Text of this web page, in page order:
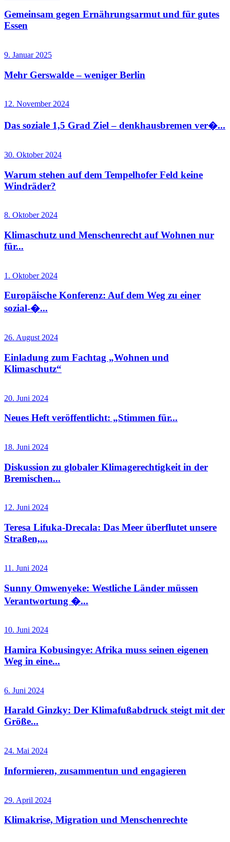
Gemeinsam gegen Ernährungsarmut und für gutes
Essen
9. Januar 2025
Mehr Gerswalde – weniger Berlin
12. November 2024
Das soziale 1,5 Grad Ziel – denkhausbremen ver�...
30. Oktober 2024
Warum stehen auf dem Tempelhofer Feld keine
Windräder?
8. Oktober 2024
Klimaschutz und Menschenrecht auf Wohnen nur
für...
1. Oktober 2024
Europäische Konferenz: Auf dem Weg zu einer
sozial-�...
26. August 2024
Einladung zum Fachtag „Wohnen und
Klimaschutz“
20. Juni 2024
Neues Heft veröffentlicht: „Stimmen für...
18. Juni 2024
Diskussion zu globaler Klimagerechtigkeit in der
Bremischen...
12. Juni 2024
Teresa Lifuka-Drecala: Das Meer überflutet unsere
Straßen,...
11. Juni 2024
Sunny Omwenyeke: Westliche Länder müssen
Verantwortung �...
10. Juni 2024
Hamira Kobusingye: Afrika muss seinen eigenen
Weg in eine...
6. Juni 2024
Harald Ginzky: Der Klimafußabdruck steigt mit der
Größe...
24. Mai 2024
Informieren, zusammentun und engagieren
29. April 2024
Klimakrise, Migration und Menschenrechte